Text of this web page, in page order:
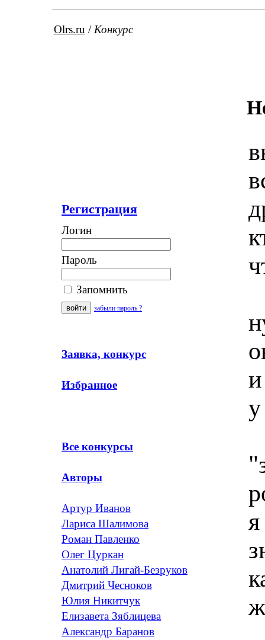
Olrs.ru / Конкурс
Регистрация
Логин
Пароль
Запомнить
забыли пароль ?
Заявка, конкурс
Избранное
Все конкурсы
Авторы
Артур Иванов
Лариса Шалимова
Роман Павленко
Олег Цуркан
Анатолий Лигай-Безруков
Дмитрий Чесноков
Юлия Никитчук
Елизавета Зяблицева
Александр Баранов